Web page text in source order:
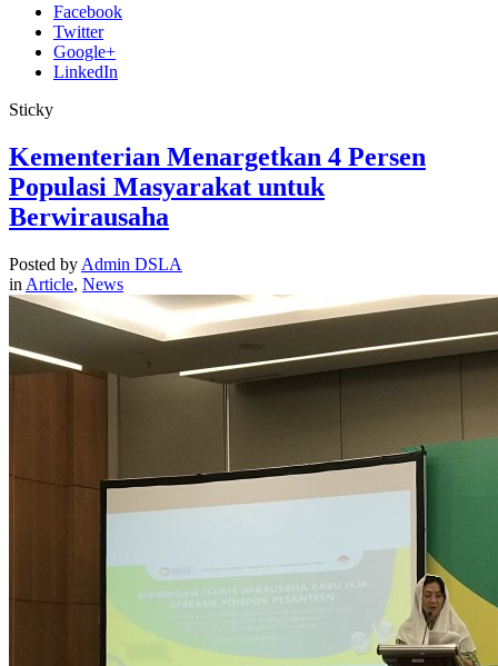
Facebook
Twitter
Google+
LinkedIn
Sticky
Kementerian Menargetkan 4 Persen
Populasi Masyarakat untuk
Berwirausaha
Posted by Admin DSLA
in Article, News